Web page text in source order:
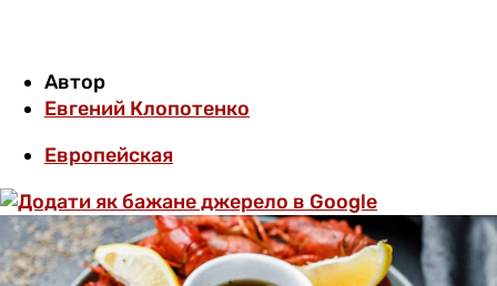
Автор
Евгений Клопотенко
Европейская